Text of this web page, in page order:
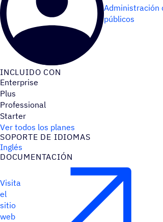
Administración
públicos
INCLUIDO CON
Enterprise
Plus
Professional
Starter
Ver todos los planes
SOPORTE DE IDIOMAS
Inglés
DOCU­MEN­TA­CIÓN
Visita
el
sitio
web